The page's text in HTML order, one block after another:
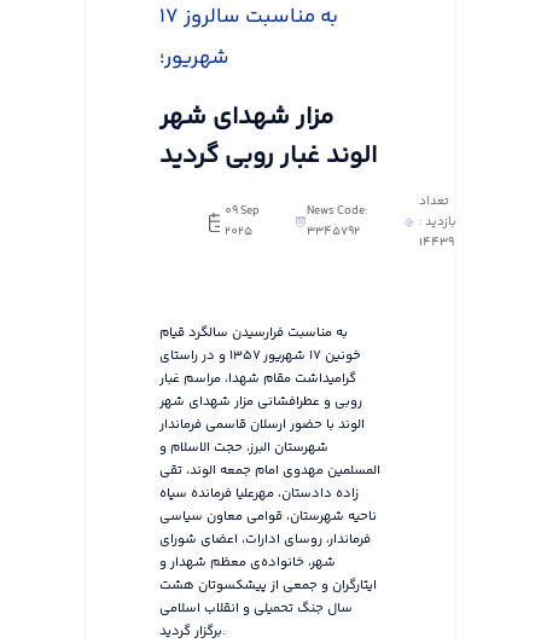
به مناسبت سالروز ۱۷
شهریور؛
مزار شهدای شهر
الوند غبار روبی گردید
09 Sep
2025
News Code:
3345792
تعداد
بازدید :
14439
به مناسبت فرارسیدن سالگرد قیام
خونین ۱۷ شهریور ۱۳۵۷ و در راستای
گرامیداشت مقام شهدا، مراسم غبار
روبی و عطرافشانی مزار شهدای شهر
الوند با حضور ارسلان قاسمی فرماندار
شهرستان البرز، حجت الاسلام و
المسلمین مهدوی امام جمعه الوند، تقی
زاده دادستان، مهرعلیا فرمانده سپاه
ناحیه شهرستان، قوامی معاون سیاسی
فرماندار، روسای ادارات، اعضای شورای
شهر، خانواده‌ی معظم شهدار و
ایثارگران و جمعی از پیشکسوتان هشت
سال جنگ تحمیلی و انقلاب اسلامی
برگزار گردید.